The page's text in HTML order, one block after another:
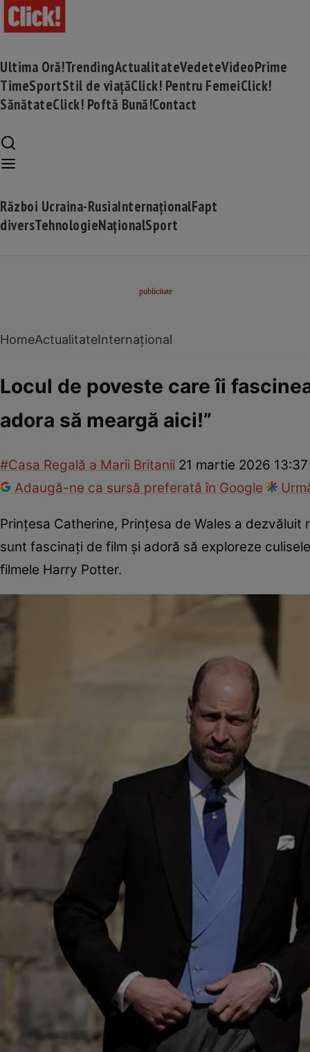
Ultima Oră!TrendingActualitateVedeteVideoPrime
TimeSportStil de viațăClick! Pentru FemeiClick!
SănătateClick! Poftă Bună!Contact
Război Ucraina-RusiaInternaționalFapt
diversTehnologieNaționalSport
HomeActualitateInternațional
Locul de poveste care îi
adora să meargă aici!”
#Casa Regală a Marii Britanii 21 martie 2026 13:37
Adaugă-ne ca sursă preferată în Google
Prințesa Catherine, Prințesa de Wales a
sunt fascinați de film și adoră să exploreze
filmele Harry Potter.